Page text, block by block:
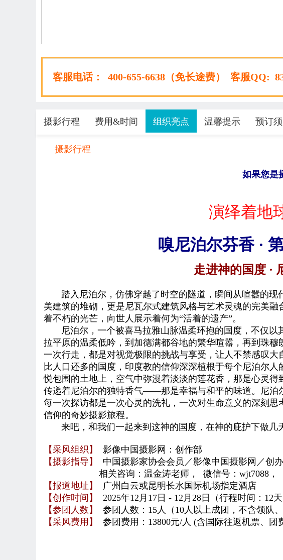
客服电话： 400-655-6638（免长途费） 客服QQ:
摄影行程 费用&时间 组织亮点 温馨提示 预订
摄影行程
如果您是
演绎着地
嗅尼泊尔芬香 ·
走进神的国度 ·
踏入尼泊尔，仿佛穿越了时空的隧道，瞬间从喧嚣的现
美建筑的堆砌，更是尼瓦尔式建筑风格与艺术灵魂的完美
着不朽的光芒，向世人展示着何为“活着的遗产”。
尼泊尔，一个被喜马拉雅山脉温柔环抱的国度，不仅以
拉平原的温柔低吟，到加德满都谷地的繁华喧嚣，再到珠
一次行走，都是对视觉极限的挑战与享受，让人不禁感叹
比人口还多的国度，印度教的信仰深深植根于每个尼泊尔
悦包围的土地上，空气中弥漫着淡淡的莲花香，那是心灵
传递着尼泊尔的独特香气——那是幸福与和平的味道。 尼泊
每一次探访都是一次心灵的洗礼，一次对生命意义的深刻
信仰的奇妙摄影旅程。
来吧，和我们一起来到这神的国度，在神的庇护下做几
【采风组织】 影像中国摄影网 ：创作部
【摄影指导】
中国摄影家协会会员／影像中国摄影网／创
相关咨询：温金涛老师， 微信号：wjt7088，
【报道地址】
广州白云或昆明长水国际机场指定酒店
【创作时间】
2025年12月17日 - 12月28日（行程时间：12天
【参团人数】 参团人数 ： 15人（10人以上成团， 不含领队
【采风费用】
参团费用：13800元/人 (含国 际往返机票、团